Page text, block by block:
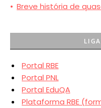
• Breve história de
Portal RBE
Portal PNL
Portal EduQA
Plataforma RBE